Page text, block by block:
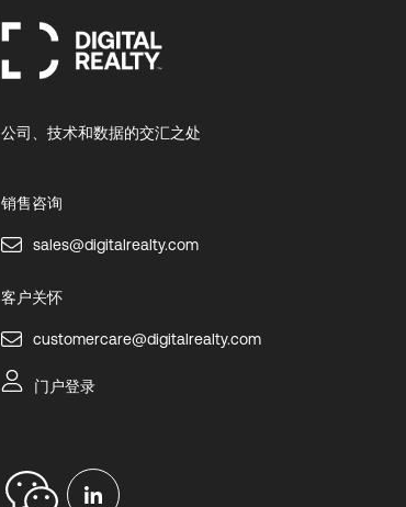
公司、技术和数据的交汇之处
销售咨询
sales@digitalrealty.com
客户关怀
customercare@digitalrealty.com
门户登录